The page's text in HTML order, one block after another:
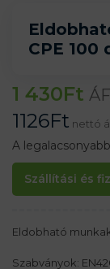
CPE 100
1 430Ft
1126Ft nettó
A
Szállítási és
Eldobható
Szabványok: